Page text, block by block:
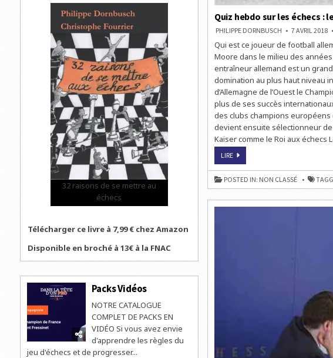
Quiz hebdo sur les échecs :
PHILIPPE DORNBUSCH 7 AVRIL 2018
Qui est ce joueur de football
Moore dans le milieu des
entraîneur allemand est un
domination au plus haut niveau
d’Allemagne de l’Ouest le
plus de ses succès
des clubs champions européens
devient ensuite sélectionneur de
Kaiser comme le Roi aux échecs
LIREQUIZ
SUR
LES
ÉCHECS
:
POSTED IN: NON CLASSÉ
32 raisons de se mettre au
échecs
Télécharger ce livre à 7,99 € chez Amazon
Disponible en broché à 13€ à la FNAC
Packs Vidéos
NOTRE CATALOGUE
COMPLET DE PACKS EN
VIDÉO Si vous avez envie
d'apprendre les règles du
jeu d'échecs et de progresser...